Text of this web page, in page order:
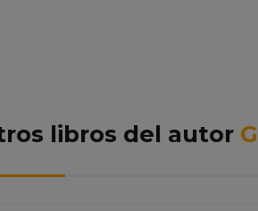
libros del autor